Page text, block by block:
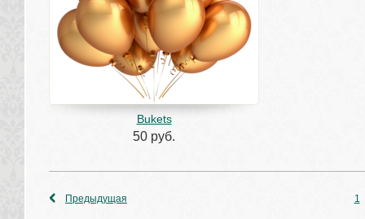
Bukets
50 руб.
Предыдущая 1